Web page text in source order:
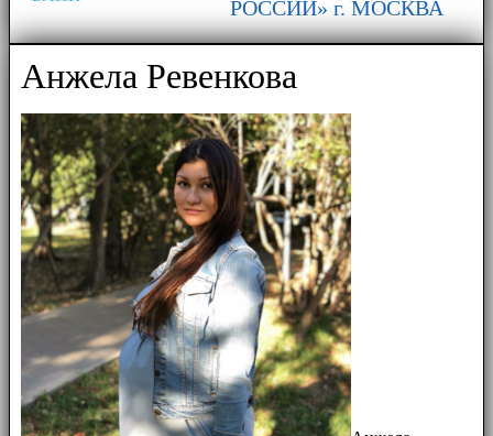
РОССИИ» г. МОСКВА
Анжела Ревенкова